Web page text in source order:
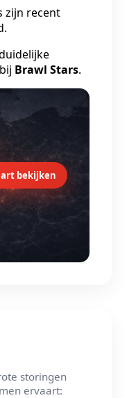
zijn recent
Brawl Stars.
bekijken
storingen
ervaart: